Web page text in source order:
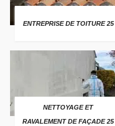
ENTREPRISE DE TOITURE 25
NETTOYAGE ET
RAVALEMENT DE FAÇADE 25